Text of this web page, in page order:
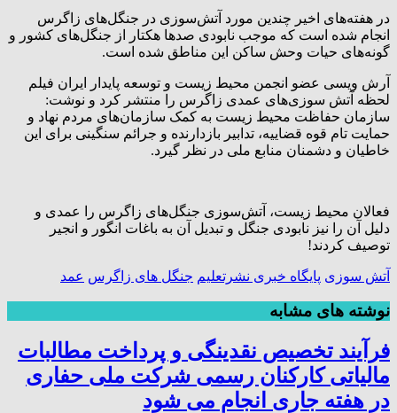
در هفته‌های اخیر چندین مورد آتش‌سوزی در جنگل‌های زاگرس
انجام شده است که موجب نابودی صدها هکتار از جنگل‌های کشور و
گونه‌های حیات وحش ساکن این مناطق شده است.
آرش ویسی عضو انجمن محیط زیست و توسعه پایدار ایران فیلم
لحظه آتش سوزی‌های عمدی زاگرس را منتشر کرد و نوشت:
سازمان حفاظت محیط زیست به کمک سازمان‌های مردم نهاد و
حمایت تام قوه قضاییه، تدابیر بازدارنده و جرائم سنگینی برای این
خاطیان و دشمنان منابع ملی در نظر گیرد.
فعالان محیط زیست، آتش‌سوزی جنگل‌های زاگرس را عمدی و
دلیل آن را نیز نابودی جنگل و تبدیل آن به باغات انگور و انجیر
توصیف کردند!
آتش سوزی پایگاه خبری نشرتعلیم جنگل های زاگرس عمد
نوشته های مشابه
فرآیند تخصیص نقدینگی و پرداخت مطالبات
مالیاتی کارکنان رسمی شرکت ملی حفاری
در هفته جاری انجام می شود